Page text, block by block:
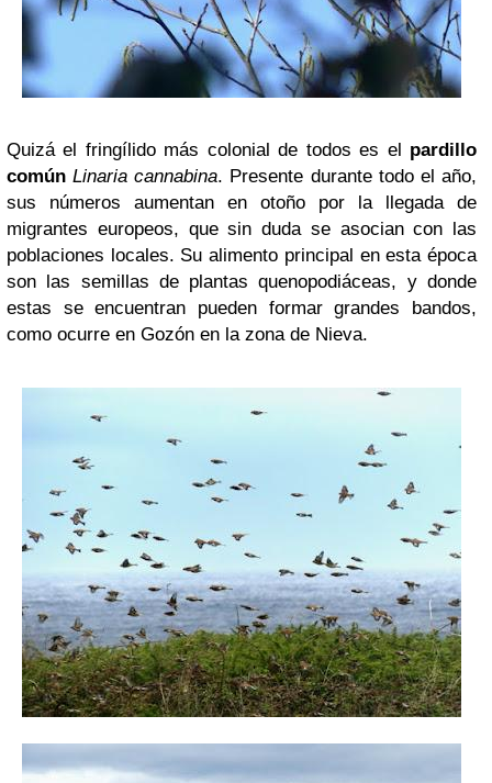
Quizá el fringílido más colonial de todos es el pardillo
común Linaria cannabina. Presente durante todo el año,
sus números aumentan en otoño por la llegada de
migrantes europeos, que sin duda se asocian con las
poblaciones locales. Su alimento principal en esta época
son las semillas de plantas quenopodiáceas, y donde
estas se encuentran pueden formar grandes bandos,
como ocurre en Gozón en la zona de Nieva.